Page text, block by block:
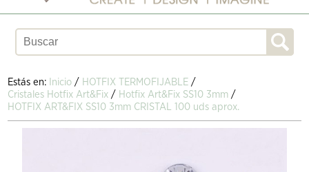
Estás en: Inicio / HOTFIX TERMOFIJABLE /
Cristales Hotfix Art&Fix / Hotfix Art&Fix SS10 3mm /
HOTFIX ART&FIX SS10 3mm CRISTAL 100 uds aprox.